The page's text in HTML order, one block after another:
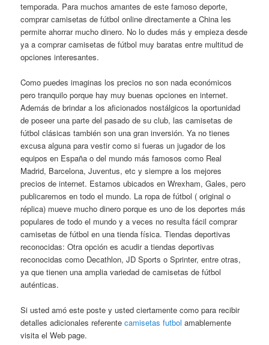
temporada. Para muchos amantes de este famoso deporte,
comprar camisetas de fútbol online directamente a China les
permite ahorrar mucho dinero. No lo dudes más y empieza desde
ya a comprar camisetas de fútbol muy baratas entre multitud de
opciones interesantes.
Como puedes imaginas los precios no son nada económicos
pero tranquilo porque hay muy buenas opciones en internet.
Además de brindar a los aficionados nostálgicos la oportunidad
de poseer una parte del pasado de su club, las camisetas de
fútbol clásicas también son una gran inversión. Ya no tienes
excusa alguna para vestir como si fueras un jugador de los
equipos en España o del mundo más famosos como Real
Madrid, Barcelona, Juventus, etc y siempre a los mejores
precios de internet. Estamos ubicados en Wrexham, Gales, pero
publicaremos en todo el mundo. La ropa de fútbol ( original o
réplica) mueve mucho dinero porque es uno de los deportes más
populares de todo el mundo y a veces no resulta fácil comprar
camisetas de fútbol en una tienda física. Tiendas deportivas
reconocidas: Otra opción es acudir a tiendas deportivas
reconocidas como Decathlon, JD Sports o Sprinter, entre otras,
ya que tienen una amplia variedad de camisetas de fútbol
auténticas.
Si usted amó este poste y usted ciertamente como para recibir
detalles adicionales referentecamisetas futbol amablemente
visita el Web page.